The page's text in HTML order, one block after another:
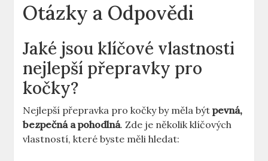
Otázky a Odpovědi
Jaké jsou klíčové vlastnosti
nejlepší přepravky pro
kočky?
Nejlepší přepravka pro kočky by měla býtpevná,
bezpečná a pohodlná. Zde je několik klíčových
vlastností, které byste měli hledat: